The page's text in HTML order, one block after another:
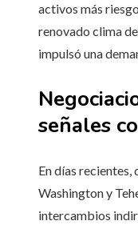
activos más
renovado clima
impulsó una
señales
En días recientes,
Washington y
intercambios